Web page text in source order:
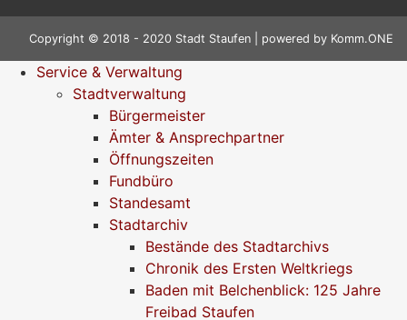
Copyright © 2018 - 2020 Stadt Staufen | powered by Komm.ONE
Service & Verwaltung
Stadtverwaltung
Bürgermeister
Ämter & Ansprechpartner
Öffnungszeiten
Fundbüro
Standesamt
Stadtarchiv
Bestände des Stadtarchivs
Chronik des Ersten Weltkriegs
Baden mit Belchenblick: 125 Jahre
Freibad Staufen